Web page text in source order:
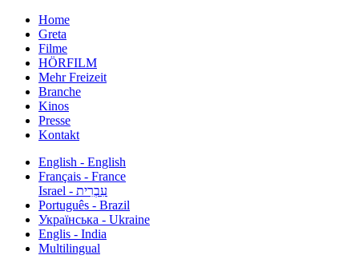
Home
Greta
Filme
HÖRFILM
Mehr Freizeit
Branche
Kinos
Presse
Kontakt
English - English
Français - France
עִבְרִית - Israel
Português - Brazil
Українська - Ukraine
Englis - India
Multilingual